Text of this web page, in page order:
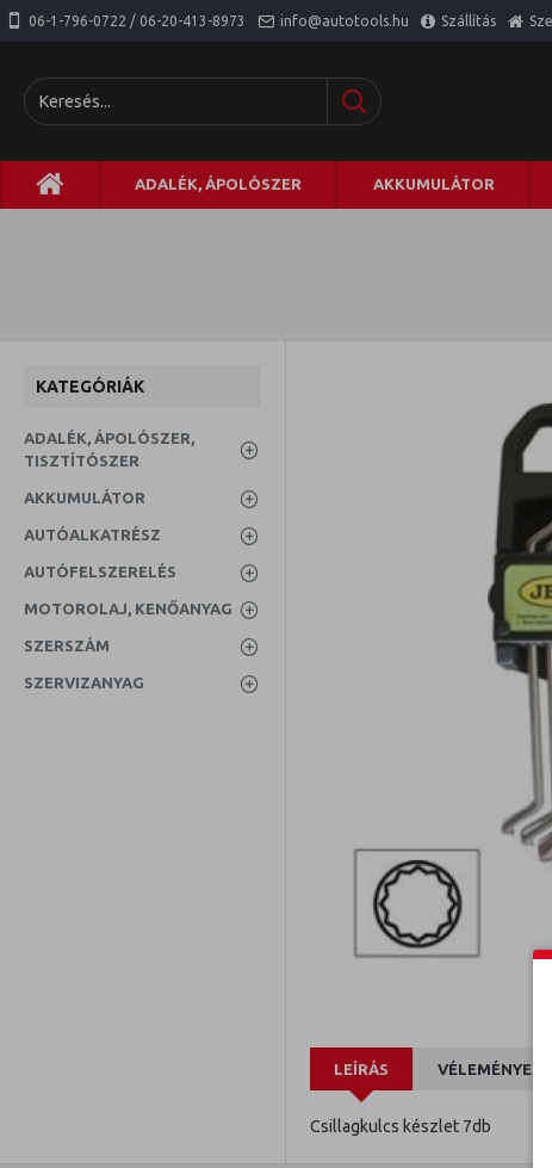
06-1-796-0722 / 06-20-413-8973 info@autotools.hu Szállítás
ADALÉK, ÁPOLÓSZER AKKUMULÁTOR
KATEGÓRIÁK
ADALÉK, ÁPOLÓSZER,
TISZTÍTÓSZER
AKKUMULÁTOR
AUTÓALKATRÉSZ
AUTÓFELSZERELÉS
MOTOROLAJ, KENŐANYAG
SZERSZÁM
SZERVIZANYAG
LEÍRÁS VÉLEMÉNYEK
Csillagkulcs készlet 7db